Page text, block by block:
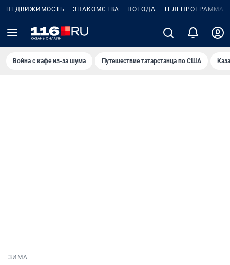
НЕДВИЖИМОСТЬ ЗНАКОМСТВА ПОГОДА ТЕЛЕПРОГРАММА
Война с кафе из-за шума Путешествие татарстанца по США
ЗИМА